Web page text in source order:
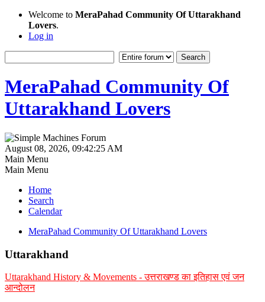
Welcome to MeraPahad Community Of Uttarakhand
Lovers.
Log in
MeraPahad Community Of
Uttarakhand Lovers
August 08, 2026, 09:42:25 AM
Main Menu
Main Menu
Home
Search
Calendar
MeraPahad Community Of Uttarakhand Lovers
Uttarakhand
Uttarakhand History & Movements - उत्तराखण्ड का इतिहास एवं जन
आन्दोलन